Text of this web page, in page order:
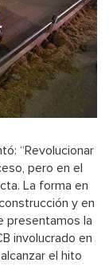
“Revolucionar
pero en el
La forma en
y en
presentamos la
involucrado en
el hito